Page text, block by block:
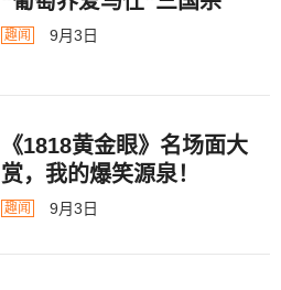
趣闻 9月3日
《1818黄金眼》名场面大
赏，我的爆笑源泉！
趣闻 9月3日